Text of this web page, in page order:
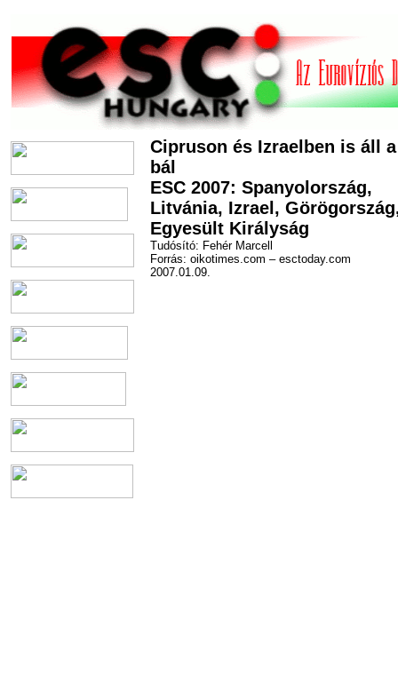
Cipruson és Izraelben is áll a
bál
ESC 2007: Spanyolország,
Litvánia, Izrael,
Egyesült Királyság
Tudósító: Fehér Marcell
Forrás: oikotimes.com – esctoday.com
2007.01.09.